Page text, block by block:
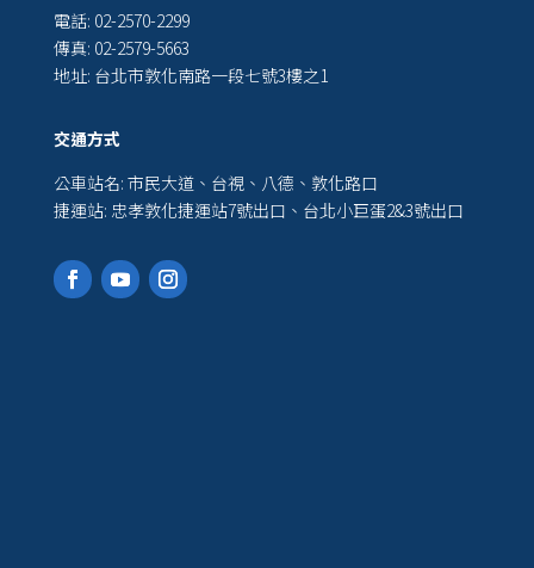
電話: 02-2570-2299
傳真: 02-2579-5663
地址: 台北市敦化南路一段七號3樓之1
交通方式
公車站名: 市民大道、台視、八德、敦化路口
捷運站: 忠孝敦化捷運站7號出口、台北小巨蛋2&3號出口